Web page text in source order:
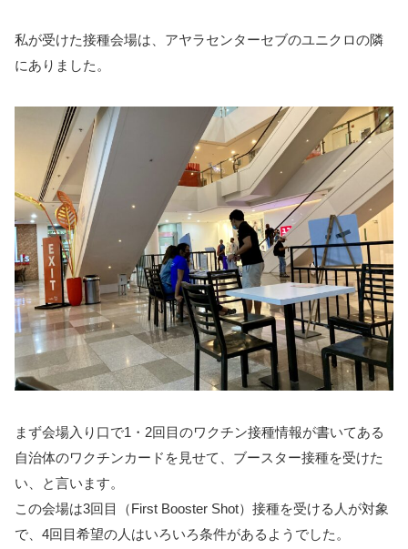
私が受けた接種会場は、アヤラセンターセブのユニクロの隣
にありました。
まず会場入り口で1・2回目のワクチン接種情報が書いてある
自治体のワクチンカードを見せて、ブースター接種を受けた
い、と言います。
この会場は3回目（First Booster Shot）接種を受ける人が対象
で、4回目希望の人はいろいろ条件があるようでした。